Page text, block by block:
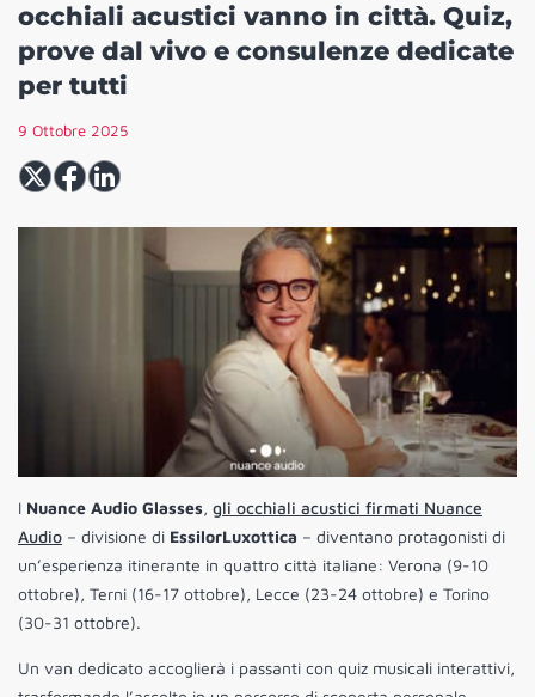
occhiali acustici vanno in città. Quiz,
prove dal vivo e consulenze dedicate
per tutti
9 Ottobre 2025
I Nuance Audio Glasses, gli occhiali acustici firmati Nuance
Audio – divisione di EssilorLuxottica – diventano protagonisti di
un’esperienza itinerante in quattro città italiane: Verona (9-10
ottobre), Terni (16-17 ottobre), Lecce (23-24 ottobre) e Torino
(30-31 ottobre).
Un van dedicato accoglierà i passanti con quiz musicali interattivi,